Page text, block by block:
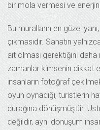
bir mola vermesi ve
Bu muralların en güzel
çıkmasıdır. Sanatın
ait olması gerektiğini
zamanlar kimsenin dikkat
insanların fotoğraf
oyun oynadığı, turistlerin
durağına dönüşmüştür.
değildir, aynı dönüşüm